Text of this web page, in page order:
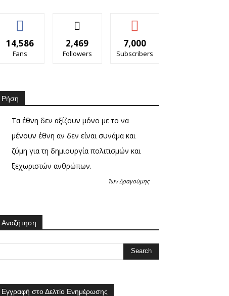
14,586
Fans
2,469
Followers
7,000
Subscribers
Ρήση
Τα έθνη δεν αξίζουν μόνο με το να
μένουν έθνη αν δεν είναι συνάμα και
ζύμη για τη δημιουργία πολιτισμών και
ξεχωριστών ανθρώπων.
Ίων Δραγούμης
Αναζήτηση
Εγγραφή στο Δελτίο Ενημέρωσης